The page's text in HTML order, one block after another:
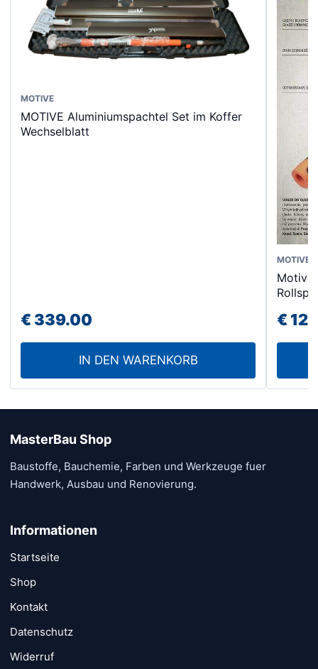
MOTIVE
MOTIVE Aluminiumspachtel Set im Koffer
Wechselblatt
€339.00
IN DEN WARENKORB
MOTIVE
Motive
€
Dieses
weist
Die
MasterBau Shop
Baustoffe, Bauchemie, Farben und Werkzeuge fuer
Handwerk, Ausbau und Renovierung.
Informationen
Startseite
Shop
Kontakt
Datenschutz
Widerruf